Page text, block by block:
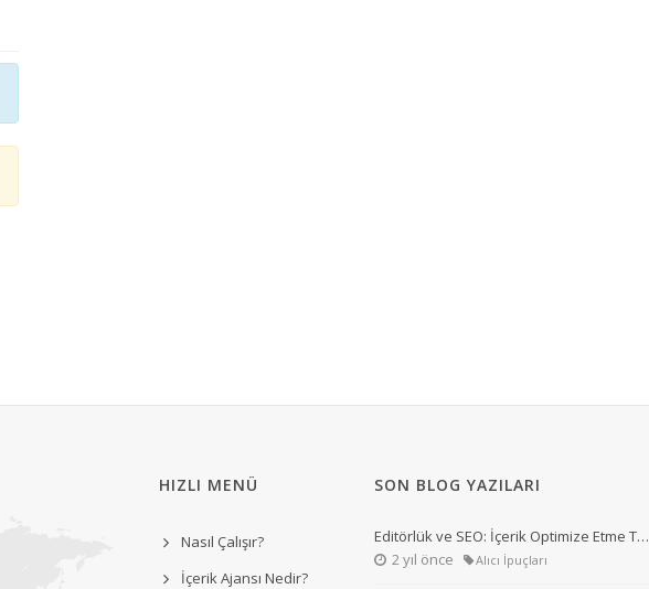
HIZLI MENÜ
Nasıl Çalışır?
İçerik Ajansı Nedir?
SON BLOG YAZILARI
Editörlük ve SEO: İçerik Optimize Etme T…
2 yıl önce
Alıcı İpuçları